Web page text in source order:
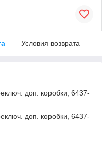
Условия возврата
доп. коробки, 6437-
доп. коробки, 6437-